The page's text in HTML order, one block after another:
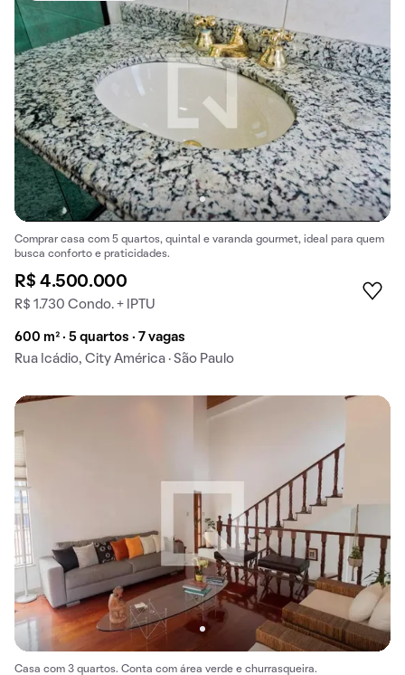
Comprar casa com 5 quartos, quintal e varanda gourmet, ideal para quem
busca conforto e praticidades.
R$ 4.500.000
R$ 1.730 Condo. + IPTU
600 m² · 5 quartos · 7 vagas
Rua Icádio, City América · São Paulo
Casa com 3 quartos. Conta com área verde e churrasqueira.